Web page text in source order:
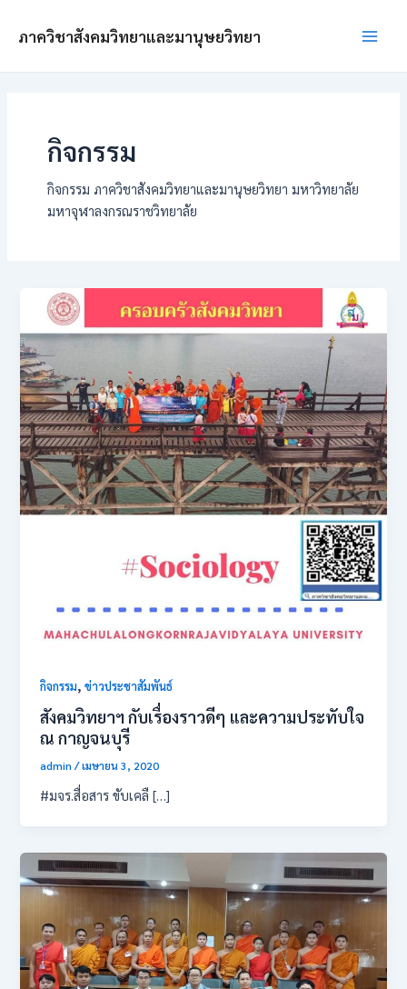
ภาควิชาสังคมวิทยาและมานุษยวิทยา
กิจกรรม
กิจกรรม ภาควิชาสังคมวิทยาและมานุษยวิทยา มหาวิทยาลัย
มหาจุฬาลงกรณราชวิทยาลัย
กิจกรรม ,ข่าวประชาสัมพันธ์
สังคม​วิทยาฯ​ กับเรื่องราวดีๆ​ และความประทับใจ​
ณ​ กาญจนบุรี
admin/เมษายน 3, 2020
#มจร.สื่อสาร ขับเคลื […]
pagination